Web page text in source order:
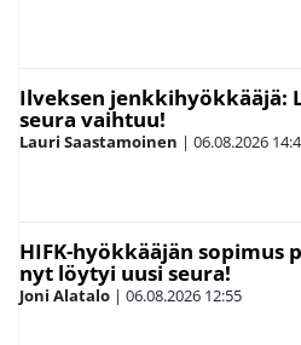
Ilveksen jenkkihyökkääjä:
seura vaihtuu!
Lauri Saastamoinen | 06.08.2026
HIFK-hyökkääjän sopimus
nyt löytyi uusi seura!
Joni Alatalo | 06.08.2026 12:55